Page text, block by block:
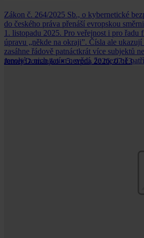
Zákon č. 264/2025 Sb., o kybernetické
do českého práva přenáší evropskou
1. listopadu 2025. Pro veřejnost i pro řadu
úpravu „někde na okraji”. Čísla ale
zasáhne řádově patnáctkrát více subjektů
mnohé z nich zatím nevědí, že mezi ně
Jernej Domanjko • 5. srpna 2026, 07:13